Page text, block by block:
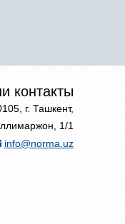
контакты
г. Ташкент,
1/1
info@norma.uz